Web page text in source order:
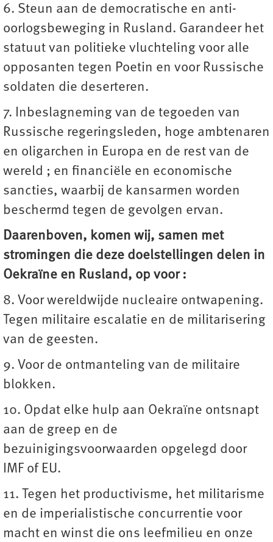
6. Steun aan de democratische en anti-
oorlogsbeweging in Rusland. Garandeer het
statuut van politieke vluchteling voor alle
opposanten tegen Poetin en voor Russische
soldaten die deserteren.
7. Inbeslagneming van de tegoeden van
Russische regeringsleden, hoge ambtenaren
en oligarchen in Europa en de rest van de
wereld ; en financiële en economische
sancties, waarbij de kansarmen worden
beschermd tegen de gevolgen ervan.
Daarenboven, komen wij, samen met
stromingen die deze doelstellingen delen in
Oekraïne en Rusland, op voor :
8. Voor wereldwijde nucleaire ontwapening.
Tegen militaire escalatie en de militarisering
van de geesten.
9. Voor de ontmanteling van de militaire
blokken.
10. Opdat elke hulp aan Oekraïne ontsnapt
aan de greep en de
bezuinigingsvoorwaarden opgelegd door
IMF of EU.
11. Tegen het productivisme, het militarisme
en de imperialistische concurrentie voor
macht en winst die ons leefmilieu en onze